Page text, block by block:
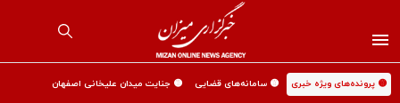
🟡 پرونده‌های ویژه خبری 🟡 سامانه‌های قضایی 🟡 جنایت میدان علیخانی اصفهان